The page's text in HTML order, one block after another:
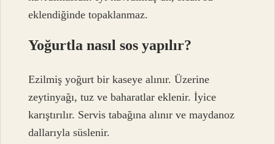
eklendiğinde topaklanmaz.
Yoğurtla nasıl sos yapılır?
Ezilmiş yoğurt bir kaseye alınır. Üzerine
zeytinyağı, tuz ve baharatlar eklenir. İyice
karıştırılır. Servis tabağına alınır ve maydanoz
dallarıyla süslenir.